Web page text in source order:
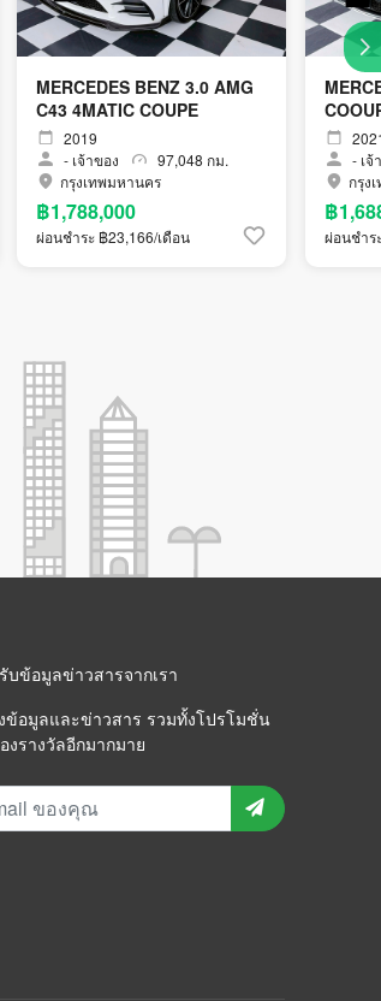
MERCEDES BENZ 3.0 AMG
C43 4MATIC COUPE
2019
- เจ้าของ
97,048 กม.
กรุงเทพมหานคร
฿1,788,000
ผ่อนชำระ ฿23,166/เดือน
- เจ้
กรุง
฿
ผ่อนชำร
บข้อมูลข่าวสารจากเรา
ข้อมูลและข่าวสาร รวมทั้งโปรโมชั่น
งรางวัลอีกมากมาย